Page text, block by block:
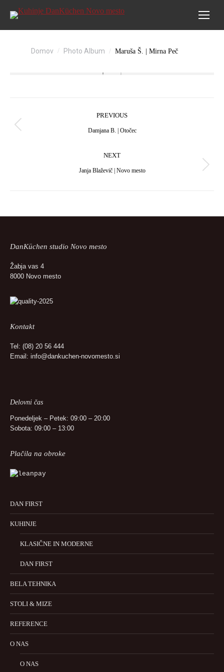
You are here:
Domov Photo Album Maruša Š. | Mirna Peč
navigation
PREVIOUS
Previous
Damjana B. | Otočec
NEXT
Next
Janja Blaževič | Novo mesto
DanKüchen studio Novo mesto
Žabja vas 4
8000 Novo mesto
Kontakt
Tel: (08) 20 56 444
Email: info@dankuchen-novomesto.si
Delovni čas
Ponedeljek – Petek: 09:00 – 20:00
Sobota: 09:00 – 13:00
Plačila na obroke
DAN FIRST
KUHINJE
KLASIČNE IN MODERNE
DAN FIRST
BELA TEHNIKA
STOLI & MIZE
REFERENCE
O NAS
O NAS